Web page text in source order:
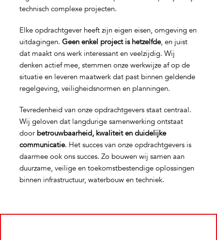
technisch complexe projecten.
Elke opdrachtgever heeft zijn eigen eisen, omgeving en
uitdagingen. Geen enkel project is hetzelfde, en juist
dat maakt ons werk interessant en veelzijdig. Wij
denken actief mee, stemmen onze werkwijze af op de
situatie en leveren maatwerk dat past binnen geldende
regelgeving, veiligheidsnormen en planningen.
Tevredenheid van onze opdrachtgevers staat centraal.
Wij geloven dat langdurige samenwerking ontstaat
door betrouwbaarheid, kwaliteit en duidelijke
communicatie. Het succes van onze opdrachtgevers is
daarmee ook ons succes. Zo bouwen wij samen aan
duurzame, veilige en toekomstbestendige oplossingen
binnen infrastructuur, waterbouw en techniek.